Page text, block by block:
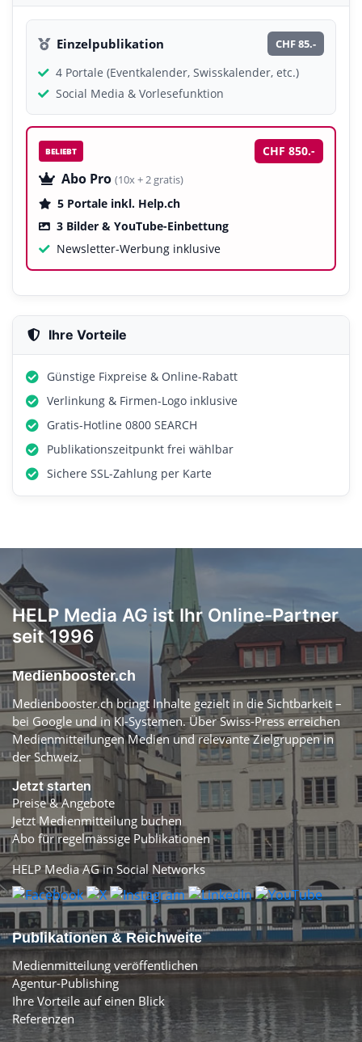
Einzelpublikation CHF 85.-
4 Portale (Eventkalender, Swisskalender, etc.)
Social Media & Vorlesefunktion
BELIEBT CHF 850.-
Abo Pro (10x + 2 gratis)
5 Portale inkl. Help.ch
3 Bilder & YouTube-Einbettung
Newsletter-Werbung inklusive
Ihre Vorteile
Günstige Fixpreise & Online-Rabatt
Verlinkung & Firmen-Logo inklusive
Gratis-Hotline 0800 SEARCH
Publikationszeitpunkt frei wählbar
Sichere SSL-Zahlung per Karte
HELP Media AG ist Ihr Online-Partner
seit 1996
Medienbooster.ch
Medienbooster.ch bringt Inhalte gezielt in die Sichtbarkeit –
bei Google und in KI-Systemen. Über Swiss-Press erreichen
Medienmitteilungen Medien und relevante Zielgruppen in
der Schweiz.
Jetzt starten
Preise & Angebote
Jetzt Medienmitteilung buchen
Abo für regelmässige Publikationen
HELP Media AG in Social Networks
Publikationen & Reichweite
Medienmitteilung veröffentlichen
Agentur-Publishing
Ihre Vorteile auf einen Blick
Referenzen